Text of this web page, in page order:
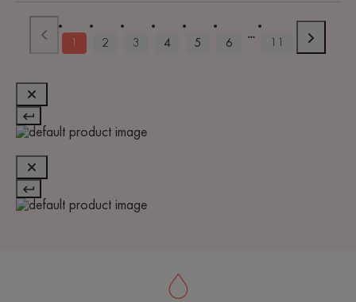
2 3 4 5 6